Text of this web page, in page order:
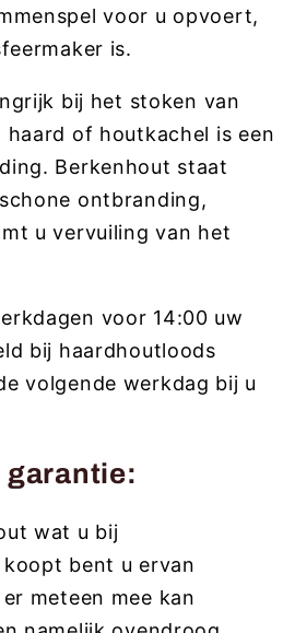
voor u opvoert,
is.
bij het stoken van
haard of houtkachel is een
Berkenhout staat
ontbranding,
u vervuiling van het
voor 14:00 uw
bij haardhoutloods
volgende werkdag bij u
garantie:
wat u bij
bent u ervan
meteen mee kan